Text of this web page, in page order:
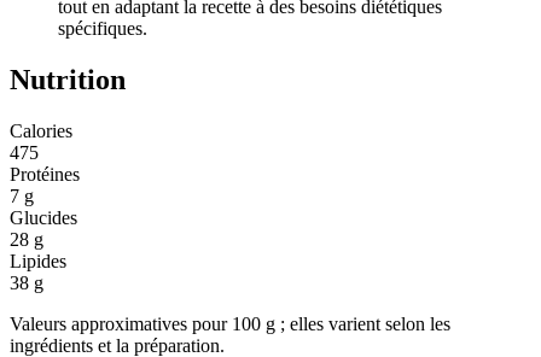
tout en adaptant la recette à des besoins diététiques
spécifiques.
Nutrition
Calories
475
Protéines
7 g
Glucides
28 g
Lipides
38 g
Valeurs approximatives pour 100 g ; elles varient selon les
ingrédients et la préparation.